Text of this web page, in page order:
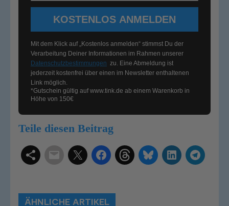
KOSTENLOS ANMELDEN
Mit dem Klick auf „Kostenlos anmelden“ stimmst Du der
Verarbeitung Deiner Informationen im Rahmen unserer
Datenschutzbestimmungen zu. Eine Abmeldung ist
jederzeit kostenfrei über einen im Newsletter enthaltenen
Link möglich.
*Gutschein gültig aufwww.tink.de ab einem Warenkorb in
Höhe von 150€
Teile diesen Beitrag
ÄHNLICHE ARTIKEL